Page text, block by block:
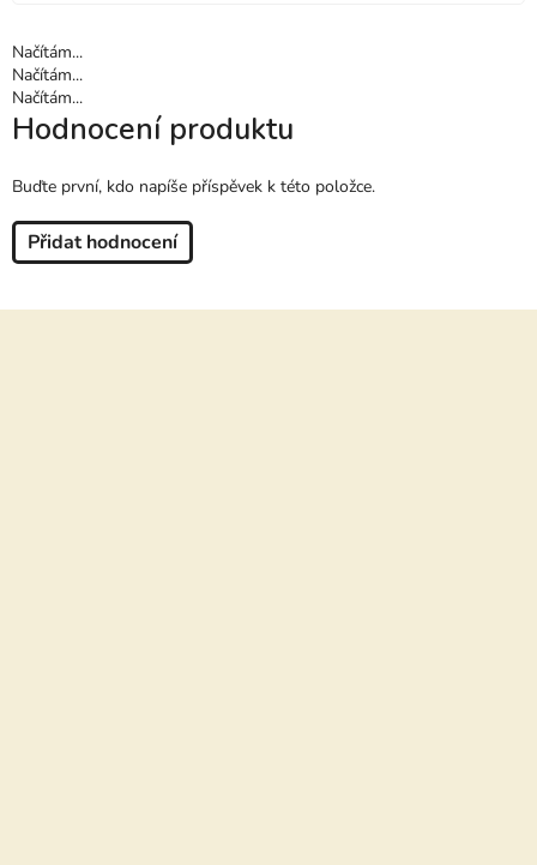
Načítám...
Načítám...
Načítám...
Hodnocení produktu
Buďte první, kdo napíše příspěvek k této položce.
Přidat hodnocení